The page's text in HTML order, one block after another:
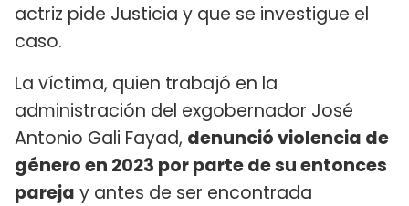
actriz pide Justicia y que se investigue el
caso.
La víctima, quien trabajó en la
administración del exgobernador José
Antonio Gali Fayad, denunció violencia de
género en 2023 por parte de su entonces
pareja y antes de ser encontrada